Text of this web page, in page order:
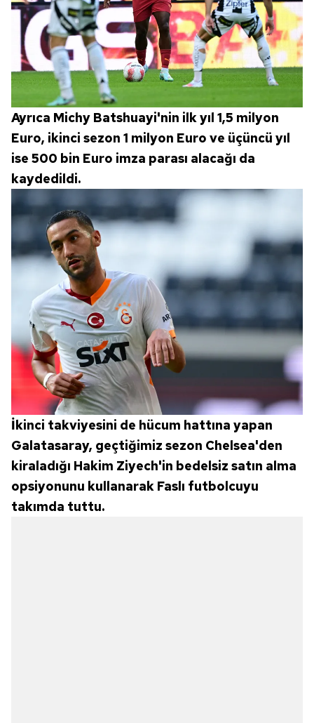
Ayrıca Michy Batshuayi'nin ilk yıl 1,5 milyon
Euro, ikinci sezon 1 milyon Euro ve üçüncü yıl
ise 500 bin Euro imza parası alacağı da
kaydedildi.
İkinci takviyesini de hücum hattına yapan
Galatasaray, geçtiğimiz sezon Chelsea'den
kiraladığı Hakim Ziyech'in bedelsiz satın alma
opsiyonunu kullanarak Faslı futbolcuyu
takımda tuttu.